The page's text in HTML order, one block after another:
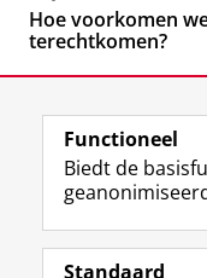
Hoe voorkomen
terechtkomen?
Volg de
Functioneel
Biedt de
Standaard